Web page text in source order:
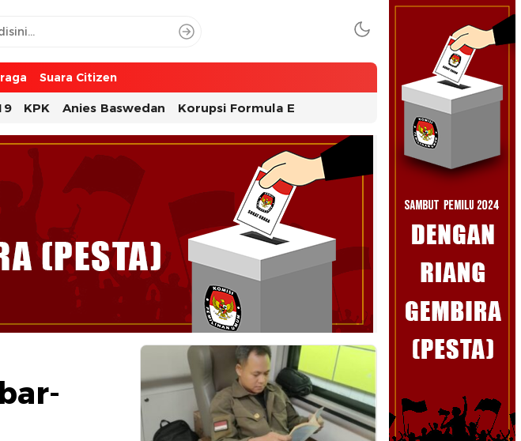
Suara Citizen
KPK Anies Baswedan Korupsi Formula E